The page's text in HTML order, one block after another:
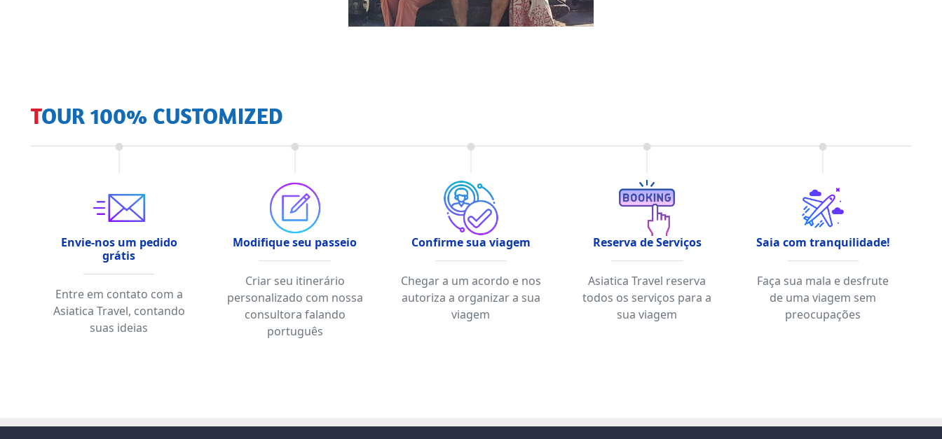
TOUR 100% CUSTOMIZED
Envie-nos um pedido
grátis
Entre em contato com a
Asiatica Travel, contando
suas ideias
Modifique seu passeio
Criar seu itinerário
personalizado com nossa
consultora falando
português
Confirme sua viagem
Chegar a um acordo e nos
autoriza a organizar a sua
viagem
Reserva de Serviços
Asiatica Travel reserva
todos os serviços para a
sua viagem
Saia com tranquilidade!
Faça sua mala e desfrute
de uma viagem sem
preocupações